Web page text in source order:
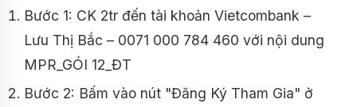
Bước 1: CK 2tr đến tài khoản Vietcombank –
Lưu Thị Bắc – 0071 000 784 460 với nội dung
MPR_GÓI 12_ĐT
Bước 2: Bấm vào nút "Đăng Ký Tham Gia" ở